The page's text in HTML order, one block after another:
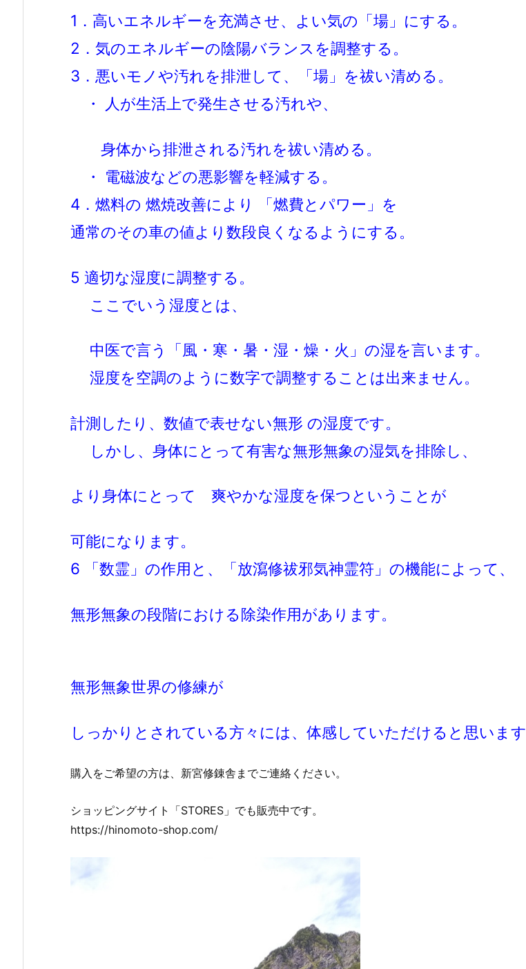
1．高いエネルギーを充満させ、よい気の「場」にする。
2．気のエネルギーの陰陽バランスを調整する。
3．悪いモノや汚れを排泄して、「場」を祓い清める。
・ 人が生活上で発生させる汚れや、
身体から排泄される汚れを祓い清める。
・ 電磁波などの悪影響を軽減する。
4．燃料の 燃焼改善により 「燃費とパワー」を
通常のその車の値より数段良くなるようにする。
5 適切な湿度に調整する。
ここでいう湿度とは、
中医で言う「風・寒・暑・湿・燥・火」の湿を言います。
湿度を空調のように数字で調整することは出来ません。
計測したり、数値で表せない無形 の湿度です。
しかし、身体にとって有害な無形無象の湿気を排除し、
より身体にとって 爽やかな湿度を保つということが
可能になります。
6 「数霊」の作用と、「放瀉修祓邪気神霊符」の機能によって、
無形無象の段階における除染作用があります。
無形無象世界の修練が
しっかりとされている方々には、体感していただけると思います
購入をご希望の方は、新宮修錬舎までご連絡ください。
ショッピングサイト「STORES」でも販売中です。
https://hinomoto-shop.com/